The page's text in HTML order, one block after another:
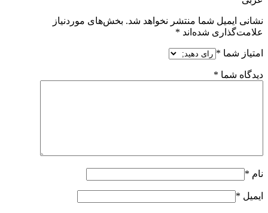
نشانی ایمیل شما منتشر نخواهد شد. بخش‌های موردنیاز
علامت‌گذاری شده‌اند *
امتیاز شما *
دیدگاه شما *
نام *
ایمیل *